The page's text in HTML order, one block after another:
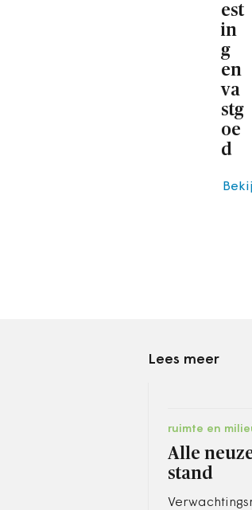
est
in
g
en
va
stg
oe
d
Lees meer
ruimte en
Alle
stand